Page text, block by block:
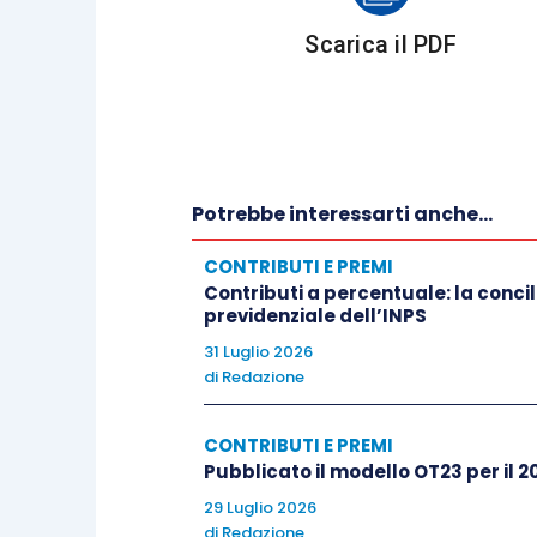
Il contribuente, identificato dal codice
dilazionata della propria esposizione
Il nuovo Regolamento si applica:
pubblicazione della circolare;
alle domande di dilazione
corso al 21 maggio 2026. In tal
rideterminazione del numero
periodo transitorio di 30 giorni
Scarica il PDF
Potrebbe interessarti anche...
CONTRIBUTI E PREMI
Contributi a percentuale: la
previdenziale dell’INPS
31 Luglio 2026
di Redazione
CONTRIBUTI E PREMI
Pubblicato il modello OT23 per il
29 Luglio 2026